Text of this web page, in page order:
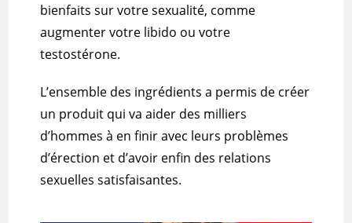
bienfaits sur votre sexualité, comme
augmenter votre libido ou votre
testostérone.
L’ensemble des ingrédients a permis de créer
un produit qui va aider des milliers
d’hommes à en finir avec leurs problèmes
d’érection et d’avoir enfin des relations
sexuelles satisfaisantes.